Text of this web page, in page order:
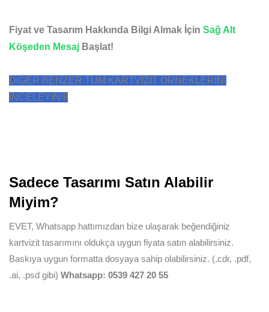
Fiyat ve Tasarım Hakkında Bilgi Almak İçin Sağ Alt
Köşeden Mesaj Başlat!
DİĞER BENZER TÜM KARTVİZİT ÖRNEKLERİNİ
İNCELEYİN!!!
Sadece Tasarımı Satın Alabilir
Miyim?
EVET, Whatsapp hattımızdan bize ulaşarak beğendiğiniz
kartvizit tasarımını oldukça uygun fiyata satın alabilirsiniz.
Baskıya uygun formatta dosyaya sahip olabilirsiniz. (.cdr, .pdf,
.ai, .psd gibi) Whatsapp: 0539 427 20 55